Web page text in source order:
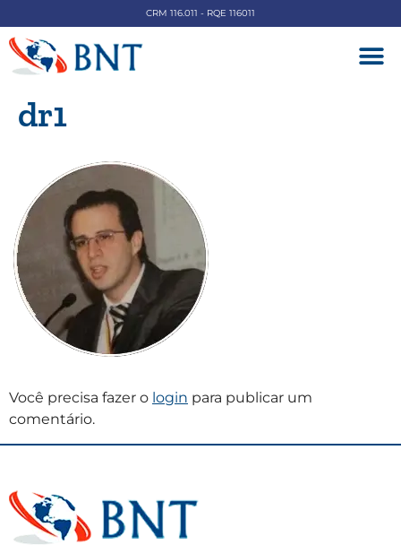
CRM 116.011 - RQE 116011
dr1
Você precisa fazer o login para publicar um
comentário.